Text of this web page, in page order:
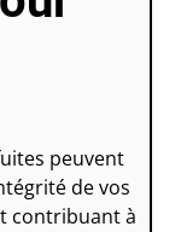
peuvent
de vos
contribuant à